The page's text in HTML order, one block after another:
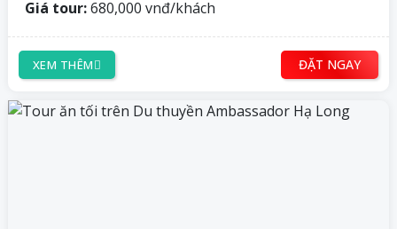
Giá tour:680,000 vnđ/khách
XEM THÊM ĐẶT NGAY